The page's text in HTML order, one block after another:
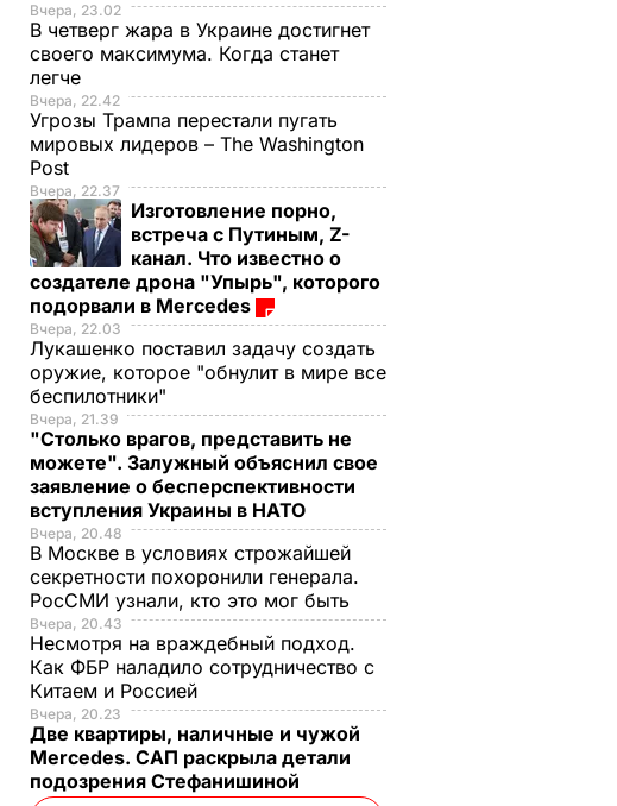
Вчера, 23.02
В четверг жара в Украине достигнет
своего максимума. Когда станет
легче
Вчера, 22.42
Угрозы Трампа перестали пугать
мировых лидеров – The Washington
Post
Вчера, 22.37
Изготовление порно,
встреча с Путиным, Z-
канал. Что известно о
создателе дрона "Упырь", которого
подорвали в Mercedes
Вчера, 22.03
Лукашенко поставил задачу создать
оружие, которое "обнулит в мире все
беспилотники"
Вчера, 21.39
"Столько врагов, представить не
можете". Залужный объяснил свое
заявление о бесперспективности
вступления Украины в НАТО
Вчера, 20.48
В Москве в условиях строжайшей
секретности похоронили генерала.
РосСМИ узнали, кто это мог быть
Вчера, 20.43
Несмотря на враждебный подход.
Как ФБР наладило сотрудничество с
Китаем и Россией
Вчера, 20.23
Две квартиры, наличные и чужой
Mercedes. САП раскрыла детали
подозрения Стефанишиной